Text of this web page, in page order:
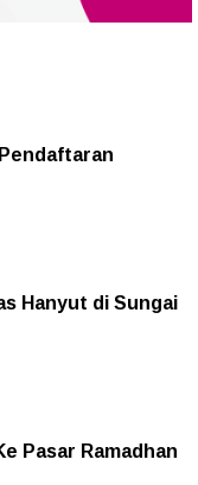
Hanyut di Sungai
Pasar Ramadhan